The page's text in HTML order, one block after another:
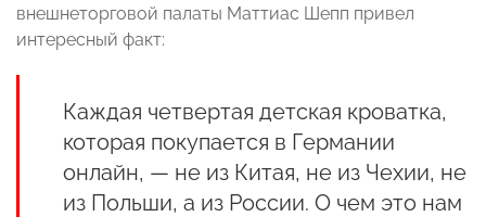
внешнеторговой палаты Маттиас Шепп привел
интересный факт:
Каждая четвертая детская кроватка,
которая покупается в Германии
онлайн, — не из Китая, не из Чехии, не
из Польши, а из России. О чем это нам